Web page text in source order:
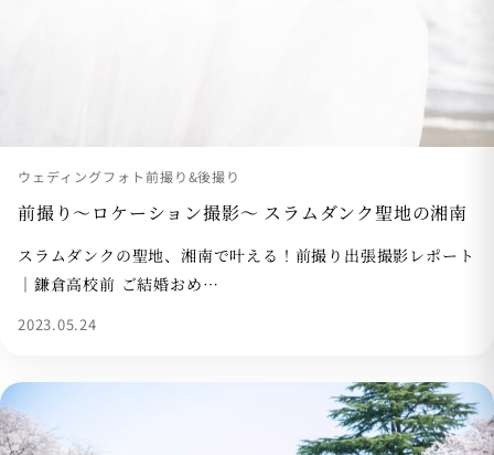
ウェディングフォト前撮り&後撮り
前撮り〜ロケーション撮影〜 スラムダンク聖地の湘南
スラムダンクの聖地、湘南で叶える！前撮り出張撮影レポート
｜鎌倉高校前 ご結婚おめ…
2023.05.24